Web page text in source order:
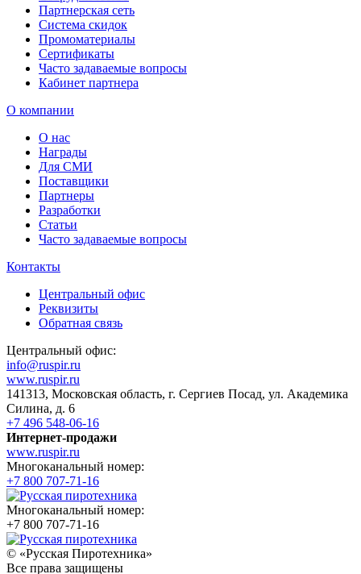
Партнерская сеть
Система скидок
Промоматериалы
Сертификаты
Часто задаваемые вопросы
Кабинет партнера
О компании
О нас
Награды
Для СМИ
Поставщики
Партнеры
Разработки
Статьи
Часто задаваемые вопросы
Контакты
Центральный офис
Реквизиты
Обратная связь
Центральный офис:
info@ruspir.ru
www.ruspir.ru
141313, Московская область, г. Сергиев Посад, ул. Академика
Силина, д. 6
+7 496 548-06-16
Интернет-продажи
www.ruspir.ru
Многоканальный номер:
+7 800 707-71-16
Многоканальный номер:
+7 800 707-71-16
© «Русская Пиротехника»
Все права защищены